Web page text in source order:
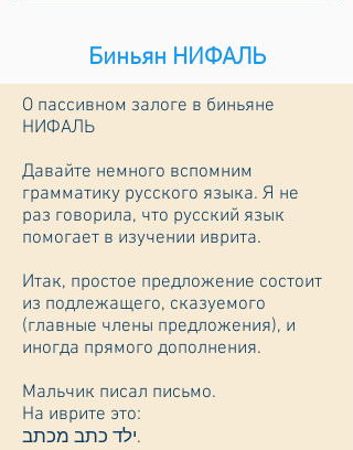
Биньян НИФАЛЬ
О пассивном залоге в биньяне
НИФАЛЬ
Давайте немного вспомним
грамматику русского языка. Я не
раз говорила, что русский язык
помогает в изучении иврита.
Итак, простое предложение состоит
из подлежащего, сказуемого
(главные члены предложения), и
иногда прямого дополнения.
Мальчик писал письмо.
На иврите это:
ילד כתב מכתב.